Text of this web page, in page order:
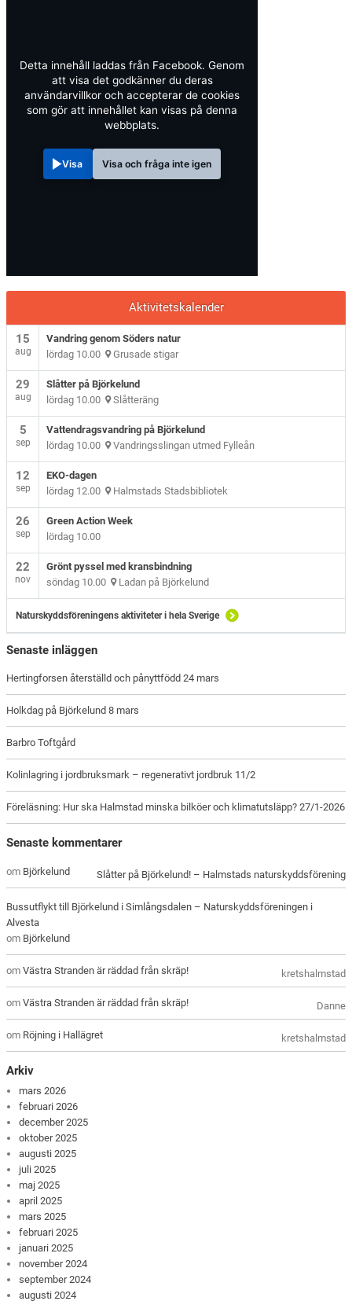
Detta innehåll laddas från Facebook. Genom
att visa det godkänner du deras
användarvillkor och accepterar de cookies
som gör att innehållet kan visas på denna
webbplats.
Visa Visa och fråga inte igen
Aktivitetskalender
15
aug
Vandring genom Söders natur
lördag 10.00 Grusade stigar
29
aug
Slåtter på Björkelund
lördag 10.00 Slåtteräng
5
sep
Vattendragsvandring på Björkelund
lördag 10.00 Vandringsslingan utmed Fylleån
12
sep
EKO-dagen
lördag 12.00 Halmstads Stadsbibliotek
26
sep
Green Action Week
lördag 10.00
22
nov
Grönt pyssel med kransbindning
söndag 10.00 Ladan på Björkelund
Naturskyddsföreningens aktiviteter i hela Sverige
Senaste inläggen
Hertingforsen återställd och pånyttfödd 24 mars
Holkdag på Björkelund 8 mars
Barbro Toftgård
Kolinlagring i jordbruksmark – regenerativt jordbruk 11/2
Föreläsning: Hur ska Halmstad minska bilköer och klimatutsläpp? 27/1-2026
Senaste kommentarer
Slåtter på Björkelund! – Halmstads naturskyddsförening
om Björkelund
Bussutflykt till Björkelund i Simlångsdalen – Naturskyddsföreningen i
Alvesta
om Björkelund
kretshalmstad
omVästra Stranden är räddad från skräp!
Danne
omVästra Stranden är räddad från skräp!
kretshalmstad
om Röjning i Hallägret
Arkiv
mars 2026
februari 2026
december 2025
oktober 2025
augusti 2025
juli 2025
maj 2025
april 2025
mars 2025
februari 2025
januari 2025
november 2024
september 2024
augusti 2024